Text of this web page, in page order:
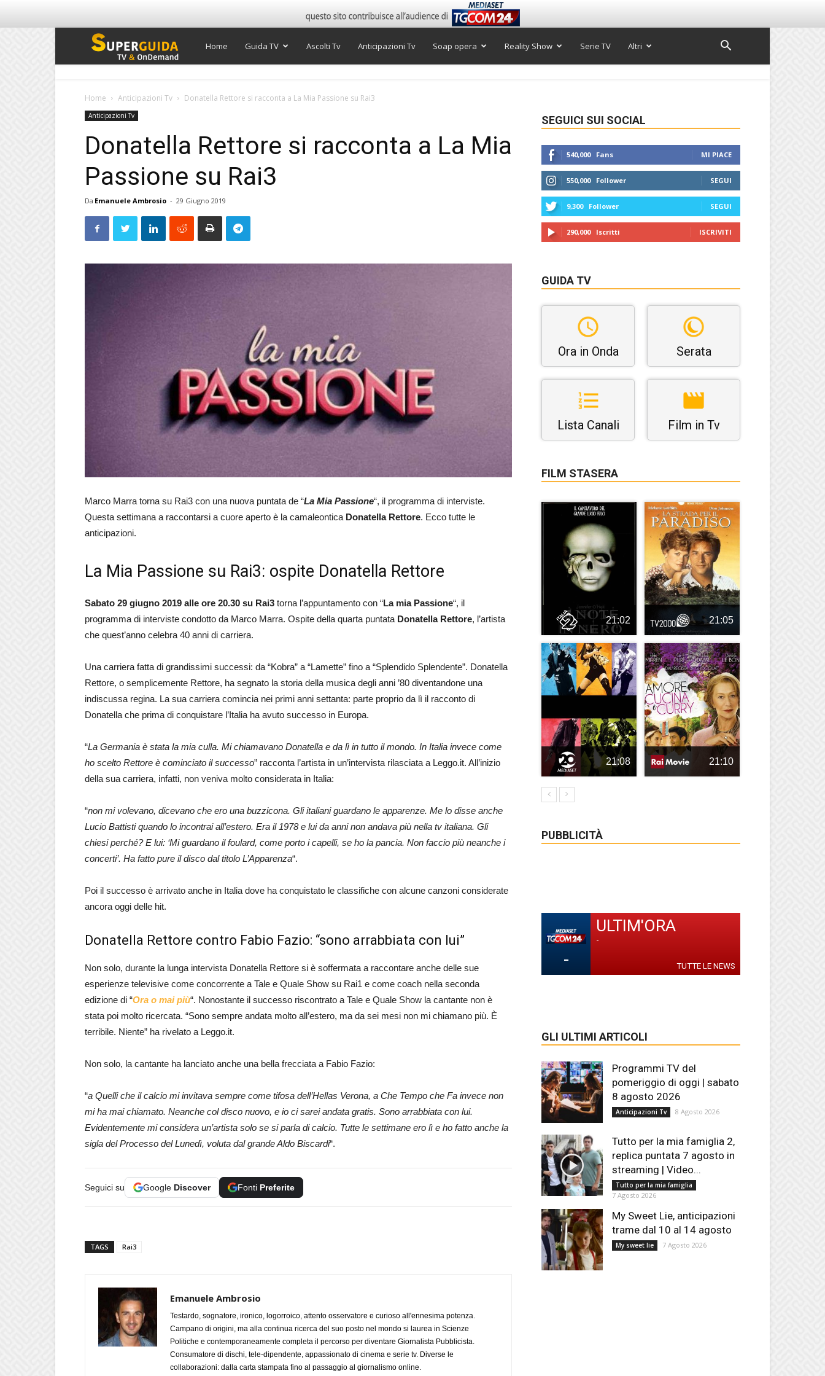
Super
Home Guida TV Ascolti Tv Anticipazioni Tv Soap opera Reality Show Serie TV Altri
Home Anticipazioni Tv Donatella Rettore si racconta a La Mia Passione su Rai3
Anticipazioni Tv
Donatella Rettore si racconta a La Mia
Passione su Rai3
Da Emanuele Ambrosio - 29 Giugno 2019
Marco Marra torna su Rai3 con una nuova puntata de “La Mia Passione“, il programma di interviste.
Questa settimana a raccontarsi a cuore aperto è la camaleontica Donatella Rettore. Ecco tutte le
anticipazioni.
La Mia Passione su Rai3: ospite Donatella Rettore
Sabato 29 giugno 2019 alle ore 20.30 su Rai3 torna l’appuntamento con “La mia Passione“, il
programma di interviste condotto da Marco Marra. Ospite della quarta puntata Donatella Rettore, l’artista
che quest’anno celebra 40 anni di carriera.
Una carriera fatta di grandissimi successi: da “Kobra” a “Lamette” fino a “Splendido Splendente”. Donatella
Rettore, o semplicemente Rettore, ha segnato la storia della musica degli anni ’80 diventandone una
indiscussa regina. La sua carriera comincia nei primi anni settanta: parte proprio da lì il racconto di
Donatella che prima di conquistare l’Italia ha avuto successo in Europa.
“La Germania è stata la mia culla. Mi chiamavano Donatella e da lì in tutto il mondo. In Italia invece come
ho scelto Rettore è cominciato il successo” racconta l’artista in un’intervista rilasciata a Leggo.it. All’inizio
della sua carriera, infatti, non veniva molto considerata in Italia:
“non mi volevano, dicevano che ero una buzzicona. Gli italiani guardano le apparenze. Me lo disse anche
Lucio Battisti quando lo incontrai all’estero. Era il 1978 e lui da anni non andava più nella tv italiana. Gli
chiesi perché? E lui: ‘Mi guardano il foulard, come porto i capelli, se ho la pancia. Non faccio più neanche i
concerti’. Ha fatto pure il disco dal titolo L’Apparenza“.
Poi il successo è arrivato anche in Italia dove ha conquistato le classifiche con alcune canzoni considerate
ancora oggi delle hit.
Donatella Rettore contro Fabio Fazio: “sono arrabbiata con lui”
Non solo, durante la lunga intervista Donatella Rettore si è soffermata a raccontare anche delle sue
esperienze televisive come concorrente a Tale e Quale Show su Rai1 e come coach nella seconda
edizione di “Ora o mai più“. Nonostante il successo riscontrato a Tale e Quale Show la cantante non è
stata poi molto ricercata. “Sono sempre andata molto all’estero, ma da sei mesi non mi chiamano più. È
terribile. Niente” ha rivelato a Leggo.it.
Non solo, la cantante ha lanciato anche una bella frecciata a Fabio Fazio:
“a Quelli che il calcio mi invitava sempre come tifosa dell’Hellas Verona, a Che Tempo che Fa invece non
mi ha mai chiamato. Neanche col disco nuovo, e io ci sarei andata gratis. Sono arrabbiata con lui.
Evidentemente mi considera un’artista solo se si parla di calcio. Tutte le settimane ero lì e ho fatto anche la
sigla del Processo del Lunedì, voluta dal grande Aldo Biscardi“.
Seguici su Google Discover Fonti Preferite
TAGS Rai3
Emanuele Ambrosio
Testardo, sognatore, ironico, logorroico, attento osservatore e curioso all'ennesima potenza.
Campano di origini, ma alla continua ricerca del suo posto nel mondo si laurea in Scienze
Politiche e contemporaneamente completa il percorso per diventare Giornalista Pubblicista.
Consumatore di dischi, tele-dipendente, appassionato di cinema e serie tv. Diverse le
collaborazioni: dalla carta stampata fino al passaggio al giornalismo online.
SEGUICI SUI SOCIAL
540,000 Fans MI PIACE
550,000 Follower SEGUI
9,300 Follower SEGUI
290,000 Iscritti ISCRIVITI
GUIDA TV
Ora in Onda Serata
Lista Canali Film in Tv
FILM STASERA
21:02 21:05
21:08 21:10
PUBBLICITÀ
-
ULTIM'ORA
-
TUTTE LE NEWS
GLI ULTIMI ARTICOLI
Programmi TV del
pomeriggio di oggi | sabato
8 agosto 2026
Anticipazioni Tv 8 Agosto 2026
Tutto per la mia famiglia 2,
replica puntata 7 agosto in
streaming | Video...
Tutto per la mia famiglia
7 Agosto 2026
My Sweet Lie, anticipazioni
trame dal 10 al 14 agosto
My sweet lie 7 Agosto 2026